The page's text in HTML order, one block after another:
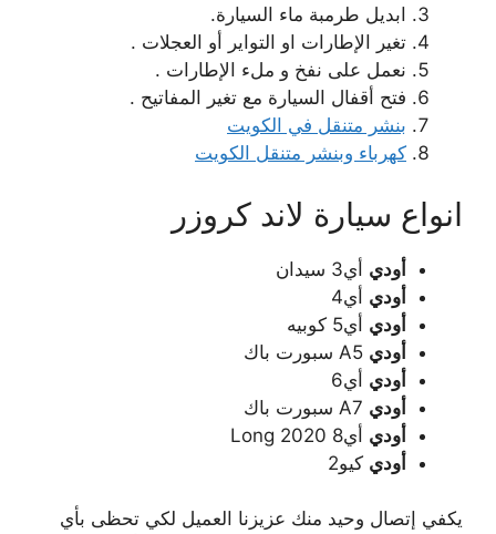
ابديل طرمبة ماء السيارة.
تغير الإطارات او التواير أو العجلات .
نعمل على نفخ و ملء الإطارات .
فتح أقفال السيارة مع تغير المفاتيح .
بنشر متنقل في الكويت
كهرباء وبنشر متنقل الكويت
انواع سيارة لاند كروزر
أودي أي3 سيدان
أودي أي4
أودي أي5 كوبيه
أودي
أودي أي6
أودي
أودي أي8 Long 2020
أودي كيو2
يكفي إتصال وحيد منك عزيزنا العميل لكي تحظى بأي